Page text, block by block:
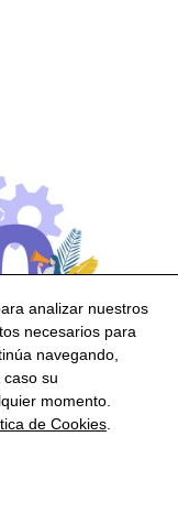
un café.
analizar nuestros
necesarios para
navegando,
su
momento.
de Cookies